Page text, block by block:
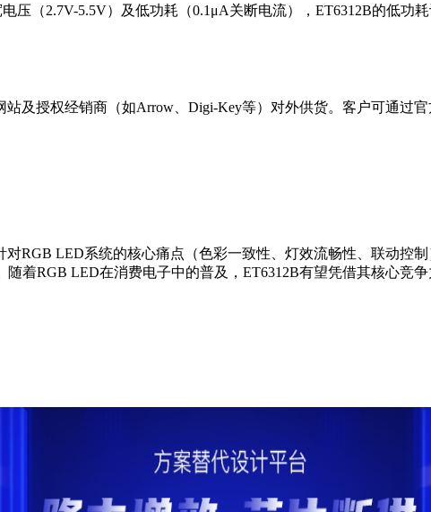
压（2.7V-5.5V）及低功耗（0.1μA关断电流），ET6312B的低功耗
及授权经销商（如Arrow、Digi-Key等）对外供货。客户可通过
RGB LED系统的核心痛点（色彩一致性、灯效流畅性、联动控
着RGB LED在消费电子中的普及，ET6312B有望凭借其核心竞